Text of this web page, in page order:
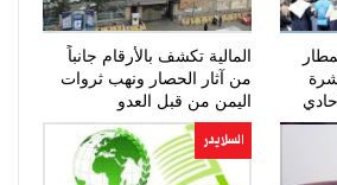
المالية تكشف بالأرقام جانباً
من آثار الحصار ونهب ثروات
اليمن من قبل العدو
السعودي…
السلايدر